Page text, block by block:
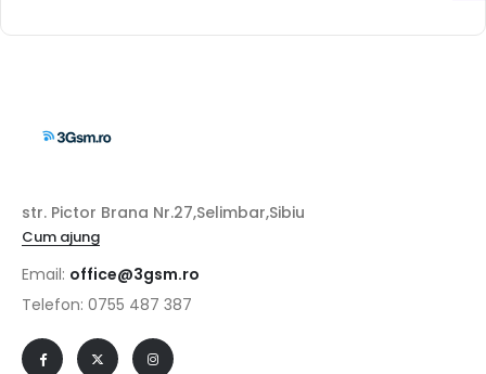
str. Pictor Brana Nr.27,Selimbar,Sibiu
Cum ajung
Email: office@3gsm.ro
Telefon: 0755 487 387